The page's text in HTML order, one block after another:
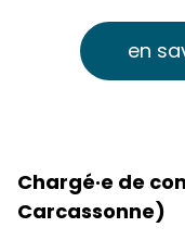
en
Chargé·e de
Carcassonne)